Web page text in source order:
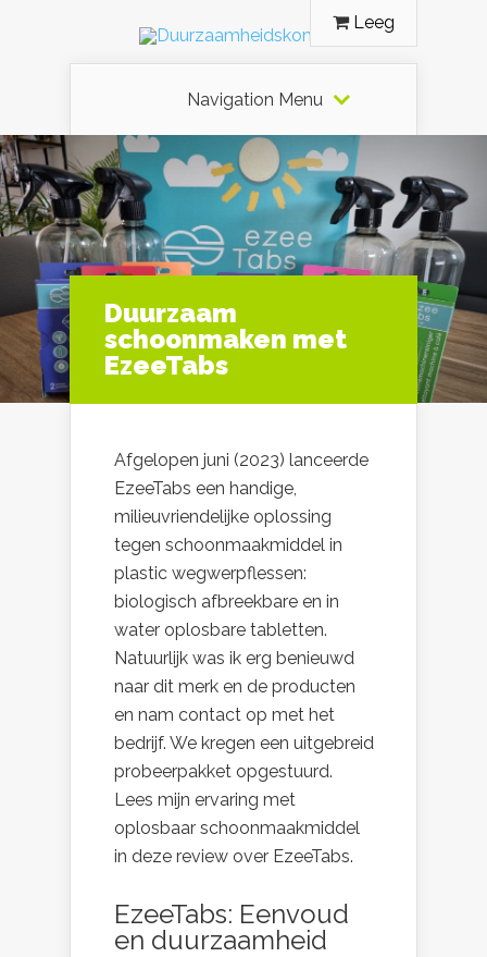
Leeg
Navigation Menu
Duurzaam
schoonmaken met
EzeeTabs
Afgelopen juni (2023) lanceerde
EzeeTabs een handige,
milieuvriendelijke oplossing
tegen schoonmaakmiddel in
plastic wegwerpflessen:
biologisch afbreekbare en in
water oplosbare tabletten.
Natuurlijk was ik erg benieuwd
naar dit merk en de producten
en nam contact op met het
bedrijf. We kregen een uitgebreid
probeerpakket opgestuurd.
Lees mijn ervaring met
oplosbaar schoonmaakmiddel
in deze review over EzeeTabs.
EzeeTabs: Eenvoud
en duurzaamheid